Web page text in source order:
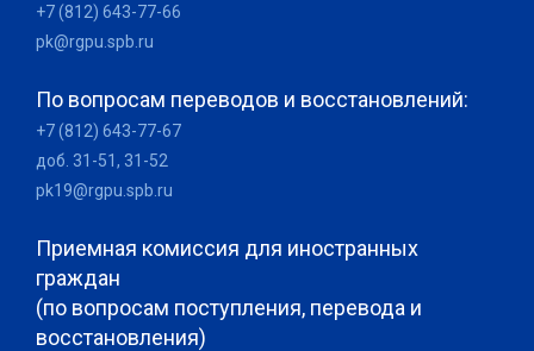
+7 (812) 643-77-66
pk@rgpu.spb.ru
По вопросам переводов и восстановлений:
+7 (812) 643-77-67
доб. 31-51, 31-52
pk19@rgpu.spb.ru
Приемная комиссия для иностранных
граждан
(по вопросам поступления, перевода и
восстановления)